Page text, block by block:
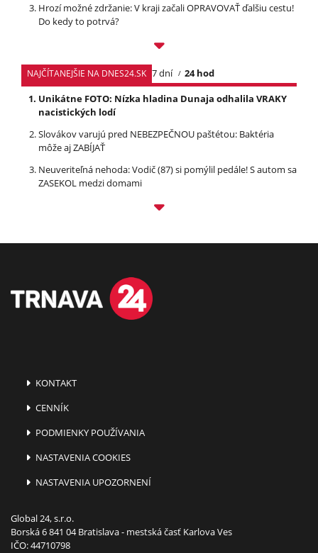
Hrozí možné zdržanie: V kraji začali OPRAVOVAŤ ďalšiu cestu!
Do kedy to potrvá?
NAJČÍTANEJŠIE NA DNES24.SK 7 dní
24 hod
Unikátne FOTO: Nízka hladina Dunaja odhalila VRAKY
nacistických lodí
Slovákov varujú pred NEBEZPEČNOU paštétou: Baktéria
môže aj ZABÍJAŤ
Neuveriteľná nehoda: Vodič (87) si pomýlil pedále! S autom sa
ZASEKOL medzi domami
KONTAKT
CENNÍK
PODMIENKY POUŽÍVANIA
NASTAVENIA COOKIES
NASTAVENIA UPOZORNENÍ
Global 24, s.r.o.
Borská 6 841 04 Bratislava - mestská časť Karlova Ves
IČO: 44710798